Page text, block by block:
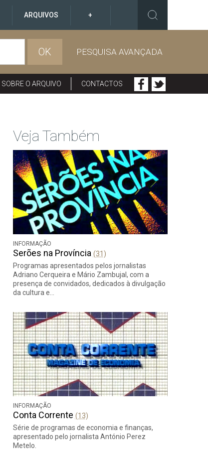
ARQUIVOS +
OK PESQUISA AVANÇADA
SOBRE O ARQUIVO CONTACTOS
Veja Também
INFORMAÇÃO
Serões na Província (31)
Programas apresentados pelos jornalistas
Adriano Cerqueira e Mário Zambujal, com a
presença de convidados, dedicados à divulgação
da cultura e…
INFORMAÇÃO
Conta Corrente (13)
Série de programas de economia e finanças,
apresentado pelo jornalista António Perez
Metelo.